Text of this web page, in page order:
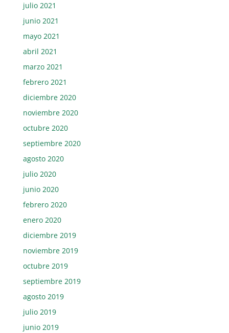
julio 2021
junio 2021
mayo 2021
abril 2021
marzo 2021
febrero 2021
diciembre 2020
noviembre 2020
octubre 2020
septiembre 2020
agosto 2020
julio 2020
junio 2020
febrero 2020
enero 2020
diciembre 2019
noviembre 2019
octubre 2019
septiembre 2019
agosto 2019
julio 2019
junio 2019